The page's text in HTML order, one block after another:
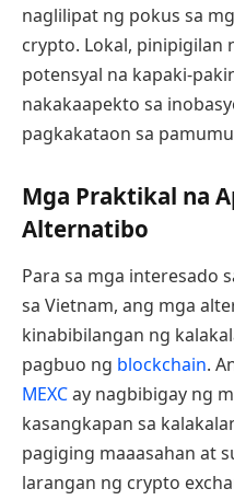
naglilipat ng pokus sa
crypto. Lokal, pinipigilan
potensyal na kapaki-
nakakaapekto sa
pagkakataon sa
Mga Praktikal na
Alternatibo
Para sa mga interesado
sa Vietnam, ang mga
kinabibilangan ng
pagbuo ng blockchain.
MEXCay nagbibigay ng
kasangkapan sa
pagiging maaasahan at
larangan ng crypto